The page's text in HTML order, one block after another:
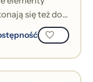
się też do